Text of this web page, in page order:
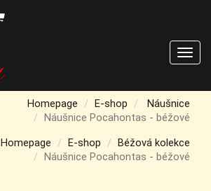
Homepage E-shop
Náušnice
Náušnice Pocahontas - béžové
Homepage
E-shop
Béžová kolekce
Náušnice Pocahontas - béžové